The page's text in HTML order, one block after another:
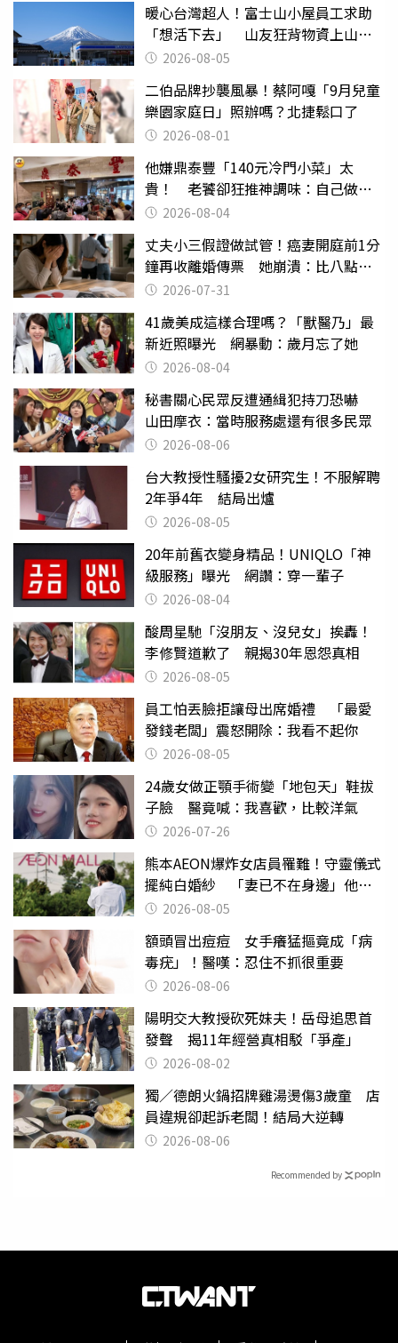
暖心台灣超人！富士山小屋員工求助
「想活下去」 山友狂背物資上山：
台灣真的是寶島
2026-08-05
二伯品牌抄襲風暴！蔡阿嘎「9月兒童
樂園家庭日」照辦嗎？北捷鬆口了
2026-08-01
他嫌鼎泰豐「140元冷門小菜」太
貴！ 老饕卻狂推神調味：自己做不
出來2026-08-04
丈夫小三假證做試管！癌妻開庭前1分
鐘再收離婚傳票 她崩潰：比八點檔
還扯2026-07-31
41歲美成這樣合理嗎？「獸醫乃」最
新近照曝光 網暴動：歲月忘了她
2026-08-04
秘書關心民眾反遭通緝犯持刀恐嚇
山田摩衣：當時服務處還有很多民眾
2026-08-06
台大教授性騷擾2女研究生！不服解聘
2年爭4年 結局出爐
2026-08-05
20年前舊衣變身精品！UNIQLO「神
級服務」曝光 網讚：穿一輩子
2026-08-04
酸周星馳「沒朋友、沒兒女」挨轟！
李修賢道歉了 親揭30年恩怨真相
2026-08-05
員工怕丟臉拒讓母出席婚禮 「最愛
發錢老闆」震怒開除：我看不起你
2026-08-05
24歲女做正顎手術變「地包天」鞋拔
子臉 醫竟喊：我喜歡，比較洋氣
2026-07-26
熊本AEON爆炸女店員罹難！守靈儀式
擺純白婚紗 「妻已不在身邊」他淚
喊：無法想像
2026-08-05
額頭冒出痘痘 女手癢猛摳竟成「病
毒疣」！醫嘆：忍住不抓很重要
2026-08-06
陽明交大教授砍死妹夫！岳母追思首
發聲 揭11年經營真相駁「爭產」
2026-08-02
獨／德朗火鍋招牌雞湯燙傷3歲童 店
員違規卻起訴老闆！結局大逆轉
2026-08-06
Recommended by